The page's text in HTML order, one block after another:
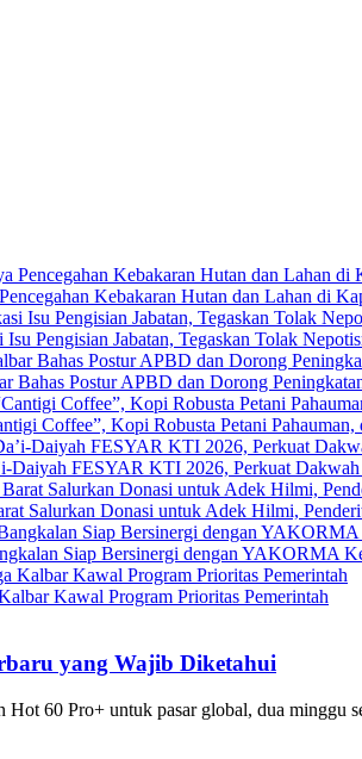
Kebakaran Hutan dan Lahan di
Pengisian Jabatan, Tegaskan Tolak
Postur APBD dan Dorong
Coffee”, Kopi Robusta Petani
Daiyah FESYAR KTI 2026, Perkuat
Salurkan Donasi untuk Adek Hilmi,
Siap Bersinergi dengan YAKORMA
Kawal Program Prioritas Pemerintah
yang Wajib Diketahui
60 Pro+ untuk pasar global, dua minggu